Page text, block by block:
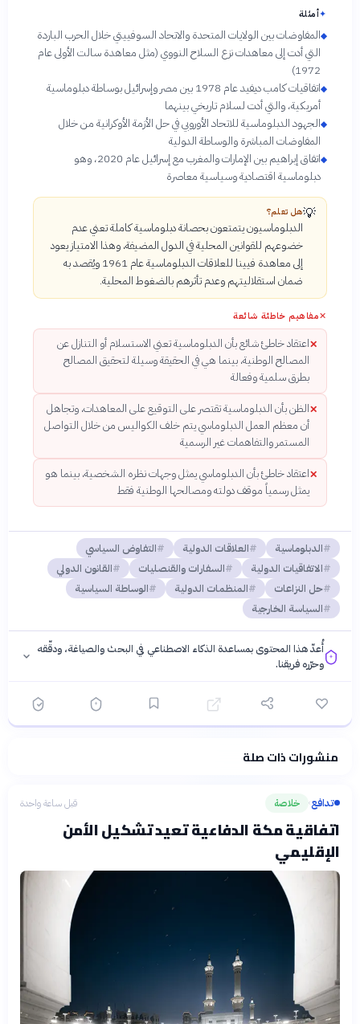
✦أمثلة
◆المفاوضات بين الولايات المتحدة والاتحاد السوفييتي خلال الحرب الباردة
التي أدت إلى معاهدات نزع السلاح النووي (مثل معاهدة سالت الأولى عام
1972)
◆
اتفاقيات كامب ديفيد عام 1978 بين مصر وإسرائيل بوساطة دبلوماسية
أمريكية، والتي أدت لسلام تاريخي بينهما
◆الجهود الدبلوماسية للاتحاد الأوروبي في حل الأزمة الأوكرانية من خلال
المفاوضات المباشرة والوساطة الدولية
◆
اتفاق إبراهيم بين الإمارات والمغرب مع إسرائيل عام 2020، وهو
دبلوماسية اقتصادية وسياسية معاصرة
💡هل تعلم؟
الدبلوماسيون يتمتعون بحصانة دبلوماسية كاملة تعني عدم
خضوعهم للقوانين المحلية في الدول المضيفة، وهذا الامتياز يعود
إلى معاهدة فيينا للعلاقات الدبلوماسية عام 1961 ويُقصد به
ضمان استقلاليتهم وعدم تأثرهم بالضغوط المحلية.
✕مفاهيم خاطئة شائعة
✕اعتقاد خاطئ شائع بأن الدبلوماسية تعني الاستسلام أو التنازل عن
المصالح الوطنية، بينما هي في الحقيقة وسيلة لتحقيق المصالح
بطرق سلمية وفعالة
✕الظن بأن الدبلوماسية تقتصر على التوقيع على المعاهدات، وتجاهل
أن معظم العمل الدبلوماسي يتم خلف الكواليس من خلال التواصل
المستمر والتفاهمات غير الرسمية
✕اعتقاد خاطئ بأن الدبلوماسي يمثل وجهات نظره الشخصية، بينما هو
يمثل رسمياً موقف دولته ومصالحها الوطنية فقط
الدبلوماسية العلاقات الدولية
التفاوض السياسي
الاتفاقيات الدولية
السفارات والقنصليات
القانون الدولي
حل النزاعات
المنظمات الدولية
الوساطة السياسية
السياسة الخارجية
أُعدّ هذا المحتوى بمساعدة الذكاء الاصطناعي في البحث والصياغة، ودقّقه
وحرّره فريقنا.
فلسفتنا المعرفية· سياسة الذكاء الاصطناعيمنشورات ذات صلة
تدافع› خلاصة قبل ساعة واحدة
اتفاقية مكة الدفاعية تعيد تشكيل الأمن
الإقليمي